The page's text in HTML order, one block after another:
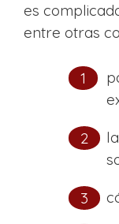
es
entre otras